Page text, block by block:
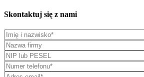
Skontaktuj się z nami